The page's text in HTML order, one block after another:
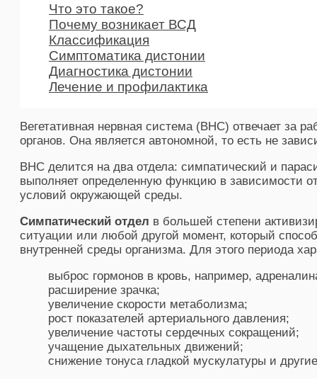
Что это такое?
Почему возникает ВСД
Классификация
Симптоматика дистонии
Диагностика дистонии
Лечение и профилактика
Вегетативная нервная система (ВНС) отвечает за
органов. Она является автономной, то есть не
ВНС делится на два отдела: симпатический и
выполняет определенную функцию в зависимости
условий окружающей среды.
Симпатический отдел в большей степени
ситуации или любой другой момент, который
внутренней среды организма. Для этого периода
выброс гормонов в кровь, например,
расширение зрачка;
увеличение скорости метаболизма;
рост показателей артериального давления;
увеличение частоты сердечных сокращений;
учащение дыхательных движений;
снижение тонуса гладкой мускулатуры и